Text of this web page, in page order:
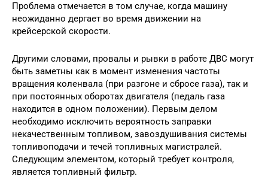
Проблема отмечается в том случае, когда машину
неожиданно дергает во время движении на
крейсерской скорости.
Другими словами, провалы и рывки в работе ДВС могут
быть заметны как в момент изменения частоты
вращения коленвала (при разгоне и сбросе газа), так и
при постоянных оборотах двигателя (педаль газа
находится в одном положении). Первым делом
необходимо исключить вероятность заправки
некачественным топливом, завоздушивания системы
топливоподачи и течей топливных магистралей.
Следующим элементом, который требует контроля,
является топливный фильтр.